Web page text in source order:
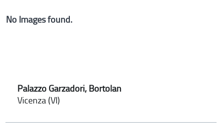
No Images found.
Palazzo Garzadori, Bortolan
Vicenza (VI)